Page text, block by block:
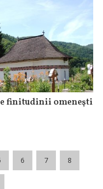
finitudinii omeneşti
6 7 8